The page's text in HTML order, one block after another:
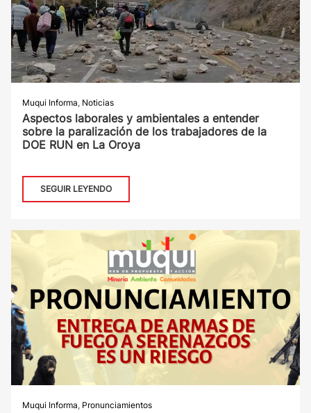
Muqui Informa, Noticias
Aspectos laborales y ambientales a entender
sobre la paralización de los trabajadores de la
DOE RUN en La Oroya
SEGUIR LEYENDO
Muqui Informa, Pronunciamientos